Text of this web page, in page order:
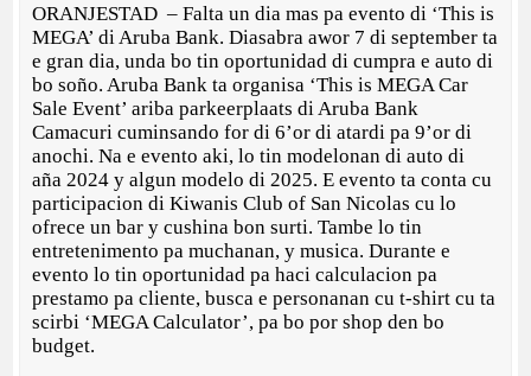
ORANJESTAD – Falta un dia mas pa evento di ‘This is
MEGA’ di Aruba Bank. Diasabra awor 7 di september ta
e gran dia, unda bo tin oportunidad di cumpra e auto di
bo soño. Aruba Bank ta organisa ‘This is MEGA Car
Sale Event’ ariba parkeerplaats di Aruba Bank
Camacuri cuminsando for di 6’or di atardi pa 9’or di
anochi. Na e evento aki, lo tin modelonan di auto di
aña 2024 y algun modelo di 2025. E evento ta conta cu
participacion di Kiwanis Club of San Nicolas cu lo
ofrece un bar y cushina bon surti. Tambe lo tin
entretenimento pa muchanan, y musica. Durante e
evento lo tin oportunidad pa haci calculacion pa
prestamo pa cliente, busca e personanan cu t-shirt cu ta
scirbi ‘MEGA Calculator’, pa bo por shop den bo
budget.